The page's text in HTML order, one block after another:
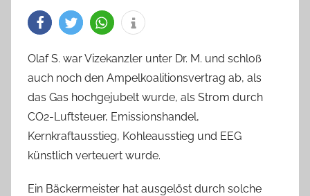
Olaf S. war Vizekanzler unter Dr. M. und schloß
auch noch den Ampelkoalitionsvertrag ab, als
das Gas hochgejubelt wurde, als Strom durch
CO2-Luftsteuer, Emissionshandel,
Kernkraftausstieg, Kohleausstieg und EEG
künstlich verteuert wurde.
Ein Bäckermeister hat ausgelöst durch solche